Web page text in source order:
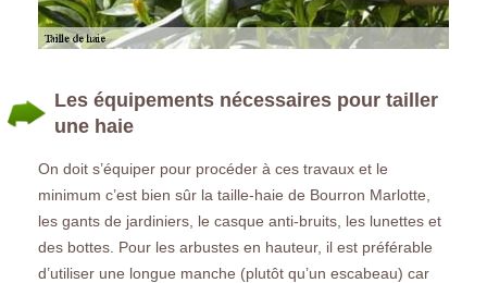
Les équipements nécessaires pour tailler
une haie
On doit s’équiper pour procéder à ces travaux et le
minimum c’est bien sûr la taille-haie de Bourron Marlotte,
les gants de jardiniers, le casque anti-bruits, les lunettes et
des bottes. Pour les arbustes en hauteur, il est préférable
d’utiliser une longue manche (plutôt qu’un escabeau) car